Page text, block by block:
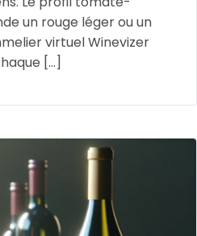
un rouge léger ou un
virtuel Winevizer
[...]